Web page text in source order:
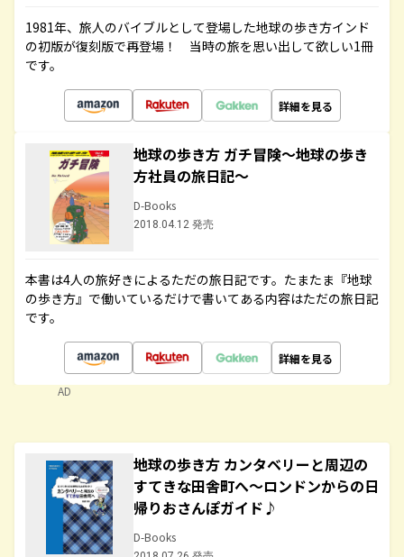
1981年、旅人のバイブルとして登場した地球の歩き方インド
の初版が復刻版で再登場！ 当時の旅を思い出して欲しい1冊
です。
詳細を見る
地球の歩き方 ガチ冒険～地球の歩き
方社員の旅日記～
D-Books
2018.04.12 発売
本書は4人の旅好きによるただの旅日記です。たまたま『地球
の歩き方』で働いているだけで書いてある内容はただの旅日記
です。
詳細を見る
AD
地球の歩き方 カンタベリーと周辺の
すてきな田舎町へ～ロンドンからの日
帰りおさんぽガイド♪
D-Books